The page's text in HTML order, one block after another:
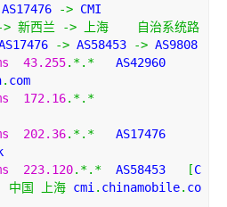
-> CMI
> 新西兰 -> 上海
自治系统路
-> AS58453 ->
43.255.*.*
. com
172.16.*.*
202.36.*.*
223.120.*.*
  AS58453
[C
中国 上海 cmi. chinamobile. co